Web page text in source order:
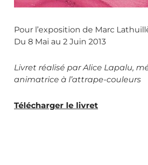
Pour l’exposition de Marc
Du 8 Mai au 2 Juin 2013
Livret réalisé par Alice Lapalu,
animatrice à l’attrape-couleurs
Télécharger le livret